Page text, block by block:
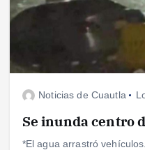
Noticias de Cuautla
Se inunda centro
*El agua arrastró